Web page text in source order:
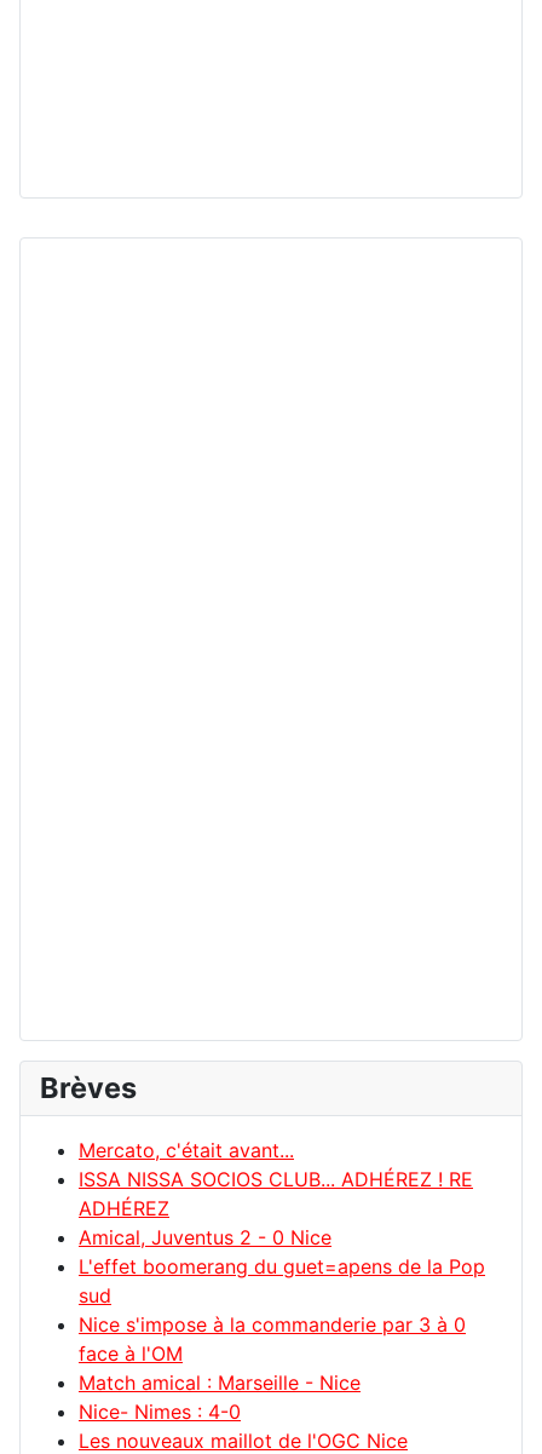
Brèves
Mercato, c'était avant...
ISSA NISSA SOCIOS CLUB... ADHÉREZ ! RE
ADHÉREZ
Amical, Juventus 2 - 0 Nice
L'effet boomerang du guet=apens de la Pop
sud
Nice s'impose à la commanderie par 3 à 0
face à l'OM
Match amical : Marseille - Nice
Nice- Nimes : 4-0
Les nouveaux maillot de l'OGC Nice